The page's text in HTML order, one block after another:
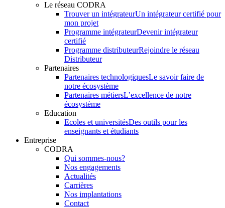
Le réseau CODRA
Trouver un intégrateurUn intégrateur certifié pour
mon projet
Programme intégrateurDevenir intégrateur
certifié
Programme distributeurRejoindre le réseau
Distributeur
Partenaires
Partenaires technologiquesLe savoir faire de
notre écosystème
Partenaires métiersL’excellence de notre
écosystème
Education
Ecoles et universitésDes outils pour les
enseignants et étudiants
Entreprise
CODRA
Qui sommes-nous?
Nos engagements
Actualités
Carrières
Nos implantations
Contact